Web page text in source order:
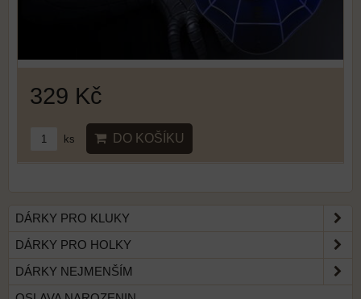
329 Kč
ks DO KOŠÍKU
DÁRKY PRO KLUKY
DÁRKY PRO HOLKY
DÁRKY NEJMENŠÍM